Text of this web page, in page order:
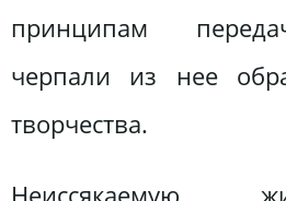
принципам
черпали из нее
творчества.